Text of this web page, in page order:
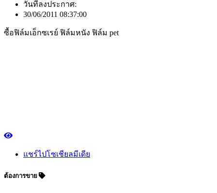
วันที่ลงประกาศ:
30/06/2011 08:37:00
ซื้อฟิล์มเอ็กซเรย์ ฟิล์มหนัง ฟิล์ม pet
แชร์ไปโซเชียลมีเดีย
ต้องการขาย